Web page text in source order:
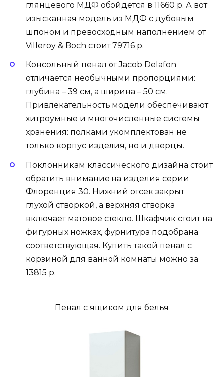
глянцевого МДФ обойдется в 11660 р. А вот
изысканная модель из МДФ с дубовым
шпоном и превосходным наполнением от
Villeroy & Boch стоит 79716 р.
Консольный пенал от Jacob Delafon
отличается необычными пропорциями:
глубина – 39 см, а ширина – 50 см.
Привлекательность модели обеспечивают
хитроумные и многочисленные системы
хранения: полками укомплектован не
только корпус изделия, но и дверцы.
Поклонникам классического дизайна стоит
обратить внимание на изделия серии
Флоренция 30. Нижний отсек закрыт
глухой створкой, а верхняя створка
включает матовое стекло. Шкафчик стоит на
фигурных ножках, фурнитура подобрана
соответствующая. Купить такой пенал с
корзиной для ванной комнаты можно за
13815 р.
Пенал с ящиком для белья